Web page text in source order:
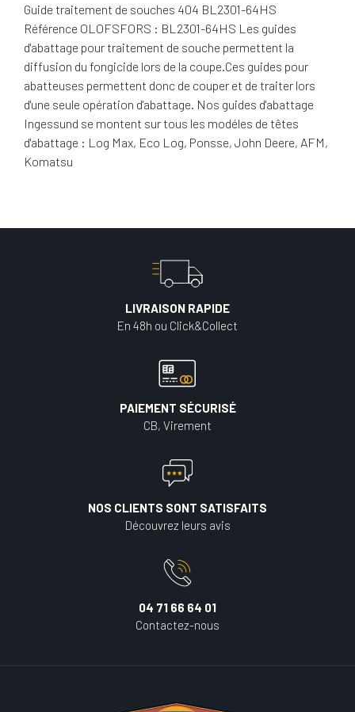
Guide traitement de souches 404 BL2301-64HS
Référence OLOFSFORS : BL2301-64HS Les guides
d'abattage pour traitement de souche permettent la
diffusion du fongicide lors de la coupe.Ces guides pour
abatteuses permettent donc de couper et de traiter lors
d'une seule opération d'abattage. Nos guides d'abattage
Ingessund se montent sur tous les modéles de têtes
d'abattage : Log Max, Eco Log, Ponsse, John Deere, AFM,
Komatsu
LIVRAISON RAPIDE
En 48h ou Click&Collect
PAIEMENT SÉCURISÉ
CB, Virement
NOS CLIENTS SONT SATISFAITS
Découvrez leurs avis
04 71 66 64 01
Contactez-nous